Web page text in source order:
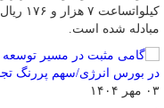
مبادله شده است.
۰۳ مهر ۱۴۰۴